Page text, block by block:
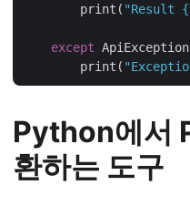
	print(
"Result
except ApiException
	print(
Python에서
환하는 도구